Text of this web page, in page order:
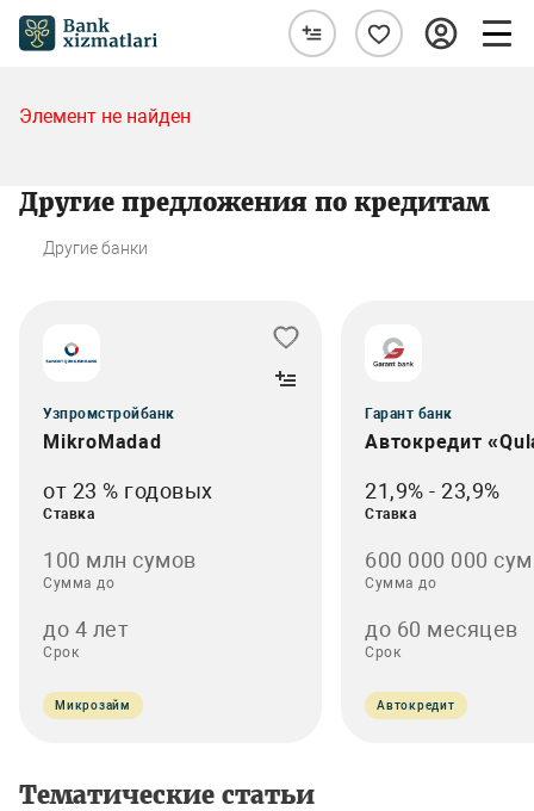
Элемент не найден
Другие предложения по кредитам
Другие банки
Узпромстройбанк
MikroMadad
от 23 % годовых
Ставка
100 млн сумов
Сумма до
до 4 лет
Срок
Микрозайм
Гарант банк
Автокредит
21,9% - 23,9%
Ставка
600 000 000 сум
Сумма до
до 60 месяцев
Срок
Автокредит
Тематические статьи